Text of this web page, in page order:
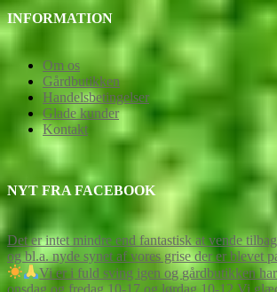
INFORMATION
Om os
Gårdbutikken
Handelsbetingelser
Glade kunder
Kontakt
NYT FRA FACEBOOK
Det er intet mindre end fantastisk at vende
og bl.a. nyde synet af vores grise der er blevet
Vi er i fuld sving igen og gårdbutikken